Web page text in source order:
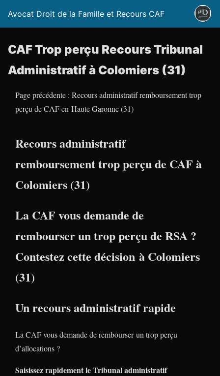
Avocat Droit de la Famille et Recours CAF
CAF Trop perçu Recours Tribunal
Administratif à Colomiers (31)
Page précédente : Recours administratif remboursement trop
perçu de CAF en Haute Garonne (31)
Recours administratif
remboursement trop perçu de CAF à
Colomiers (31)
La CAF vous demande de
rembourser un trop perçu de RSA ?
Contestez cette décision à Colomiers
(31)
Un recours administratif rapide
La CAF vous demande de rembourser un trop perçu
d’allocations ?
Saisissez rapidement le Tribunal administratif